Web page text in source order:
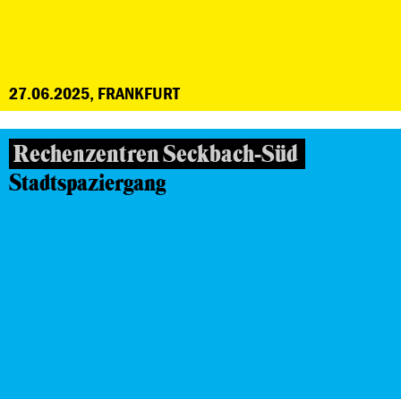
27.06.2025, FRANKFURT
Rechenzentren Seckbach-Süd
Stadtspaziergang